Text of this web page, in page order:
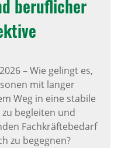
beruf­li­cher
–Wie gelingt es,
mit langer
Weg in eine stabile
begleiten und
Fachkräftebedarf
zu begegnen?